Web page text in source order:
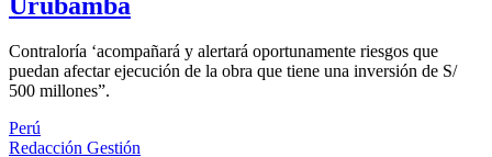
Contraloría ‘acompañará y alertará oportunamente riesgos que
puedan afectar ejecución de la obra que tiene una inversión de S/
500 millones”.
Perú
Redacción Gestión